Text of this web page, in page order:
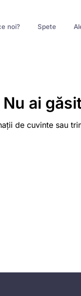
noi? Spete
Nu ai
de cuvinte sau